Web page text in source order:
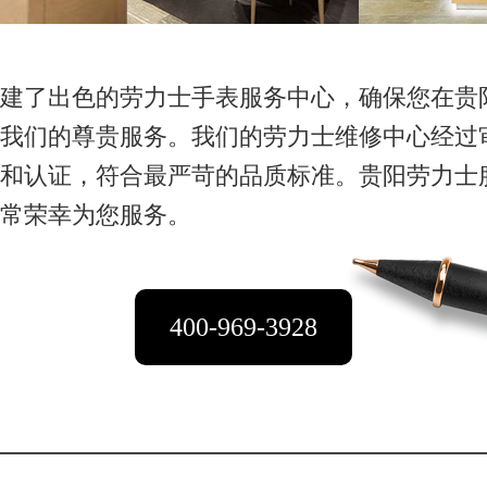
了出色的劳力士手表服务中心，确保您在贵
们的尊贵服务。我们的劳力士维修中心经过
认证，符合最严苛的品质标准。贵阳劳力士
荣幸为您服务。
400-969-3928